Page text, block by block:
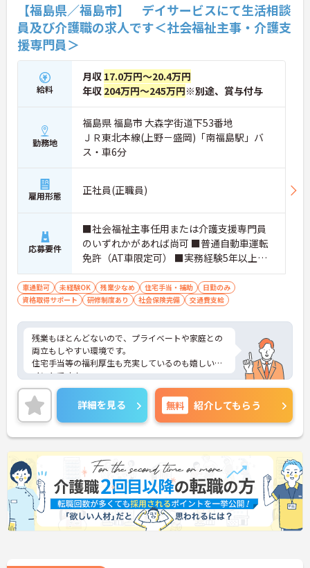
【福島県／福島市】 デイサービスにて生活相談
員及び介護職の求人です＜社会福祉主事・介護支
援専門員＞
給料
月収 17.0万円～20.4万円
年収 204万円～245万円※別途、賞与付与
勤務地
福島県 福島市 大森字街道下53番地
ＪＲ東北本線(上野－盛岡)「南福島駅」バ
ス・車6分
雇用形態 正社員(正職員)
応募要件
■社会福祉主事任用または介護支援専門員
のいずれかがあれば尚可 ■普通自動車運転
免許（AT車限定可） ■実務経験5年以上の
介護福祉士有資格者も応募可 ※未経験相談
可、経験があれば尚可
車通勤可 未経験OK 残業少なめ 住宅手当・補助
日勤のみ
資格取得サポート
研修制度あり 社会保険完備 交通費支給
残業もほとんどないので、プライベートや家庭との
両立もしやすい環境です。
住宅手当等の福利厚生も充実しているのも嬉しいポ
イントです！
ご興味ある方には、面接対策ポイントなど、さらに
詳細をお話しいたしますのでお気軽にご相談くださ
い！
詳細を見る 無料 紹介してもらう